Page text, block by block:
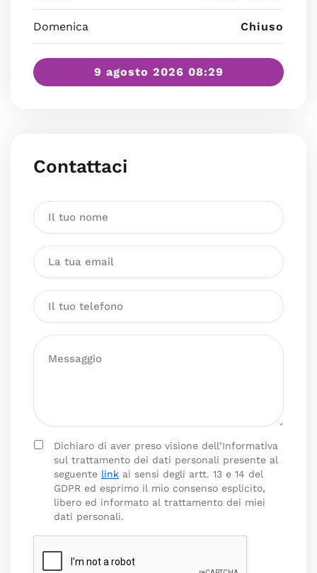
Domenica Chiuso
9 agosto 2026 08:29
Contattaci
Dichiaro di aver preso visione dell’Informativa
sul trattamento dei dati personali presente al
seguente link ai sensi degli artt. 13 e 14 del
GDPR ed esprimo il mio consenso esplicito,
libero ed informato al trattamento dei miei
dati personali.